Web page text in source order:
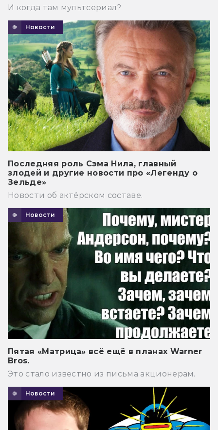
И когда там мультсериал?
Новости
Последняя роль Сэма Нила, главный
злодей и другие новости про «Легенду о
Зельде»
Новости об актёрском составе.
Новости
Пятая «Матрица» всё ещё в планах Warner
Bros.
Это стало известно из письма акционерам.
Новости